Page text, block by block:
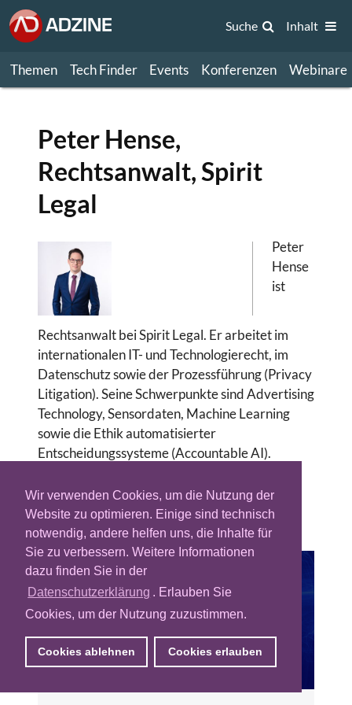
Wir verwenden Cookies, um die Nutzung der
Website zu optimieren. Einige sind technisch
notwendig, andere helfen uns, die Inhalte für
Sie zu verbessern. Weitere Informationen
dazu finden Sie in der
Datenschutzerklärung . Erlauben Sie
Cookies, um der Nutzung zuzustimmen.
Cookies ablehnen Cookies erlauben
Themen Tech Finder Events Konferenzen Webinare
Suche Inhalt
Peter Hense,
Rechtsanwalt, Spirit
Legal
Peter
Hense
ist
Rechtsanwalt bei Spirit Legal. Er arbeitet im
internationalen IT- und Technologierecht, im
Datenschutz sowie der Prozessführung (Privacy
Litigation). Seine Schwerpunkte sind Advertising
Technology, Sensordaten, Machine Learning
sowie die Ethik automatisierter
Entscheidungssysteme (Accountable AI).
redaktion@adzine.de